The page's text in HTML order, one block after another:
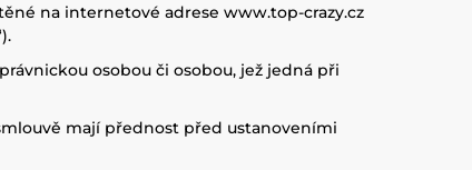
na internetové adrese www.top-crazy.cz
osobou či osobou, jež jedná při
mají přednost před ustanoveními